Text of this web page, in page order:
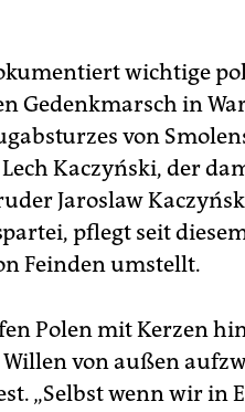
wichtige
Gedenkmarsch in
von
Kaczyński, der
Jaroslaw
pflegt seit
Feinden umstellt.
Polen mit Kerzen
von außen
„Selbst wenn wir